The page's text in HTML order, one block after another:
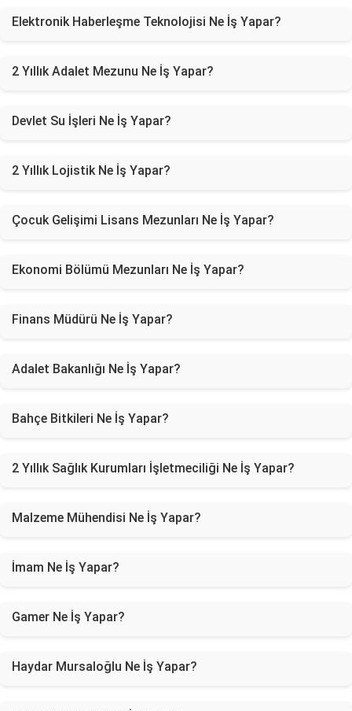
Elektronik Haberleşme Teknolojisi Ne İş Yapar?
2 Yıllık Adalet Mezunu Ne İş Yapar?
Devlet Su İşleri Ne İş Yapar?
2 Yıllık Lojistik Ne İş Yapar?
Çocuk Gelişimi Lisans Mezunları Ne İş Yapar?
Ekonomi Bölümü Mezunları Ne İş Yapar?
Finans Müdürü Ne İş Yapar?
Adalet Bakanlığı Ne İş Yapar?
Bahçe Bitkileri Ne İş Yapar?
2 Yıllık Sağlık Kurumları İşletmeciliği Ne İş Yapar?
Malzeme Mühendisi Ne İş Yapar?
İmam Ne İş Yapar?
Gamer Ne İş Yapar?
Haydar Mursaloğlu Ne İş Yapar?